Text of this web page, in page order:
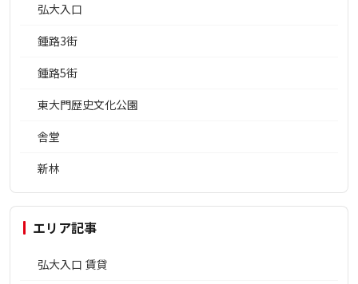
弘大入口
鍾路3街
鍾路5街
東大門歴史文化公園
舎堂
新林
エリア記事
弘大入口 賃貸